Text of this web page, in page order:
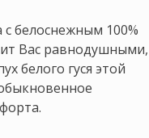
с белоснежным 100%
Вас равнодушными,
белого гуся этой